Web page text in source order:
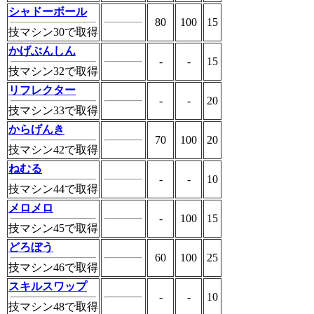
シャドーボール
技マシン30で取得
80 100 15
かげぶんしん
技マシン32で取得
- - 15
リフレクター
技マシン33で取得
- - 20
からげんき
技マシン42で取得
70 100 20
ねむる
技マシン44で取得
- - 10
メロメロ
技マシン45で取得
- 100 15
どろぼう
技マシン46で取得
60 100 25
スキルスワップ
技マシン48で取得
- - 10